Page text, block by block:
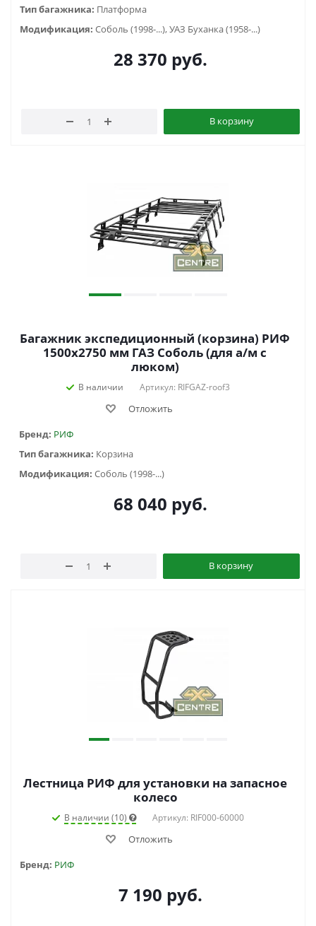
Тип багажника: Платформа
Модификация: Соболь (1998-...), УАЗ Буханка (1958-...)
28 370 руб.
В корзину
Багажник экспедиционный (корзина) РИФ
1500х2750 мм ГАЗ Соболь (для а/м с
люком)
В наличии Артикул: RIFGAZ-roof3
Отложить
Бренд: РИФ
Тип багажника: Корзина
Модификация: Соболь (1998-...)
68 040 руб.
В корзину
Лестница РИФ для установки на запасное
колесо
В наличии (10) Артикул: RIF000-60000
Отложить
Бренд: РИФ
7 190 руб.